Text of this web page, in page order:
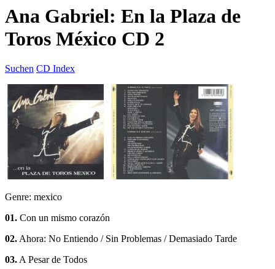
Ana Gabriel: En la Plaza de
Toros México CD 2
Suchen CD Index
Genre: mexico
01. Con un mismo corazón
02.Ahora: No Entiendo / Sin Problemas / Demasiado Tarde
03.A Pesar de Todos